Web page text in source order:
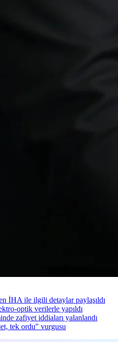
İHA ile ilgili detaylar paylaşıldı
optik verilerle yapıldı
zafiyet iddiaları yalanlandı
tek ordu" vurgusu